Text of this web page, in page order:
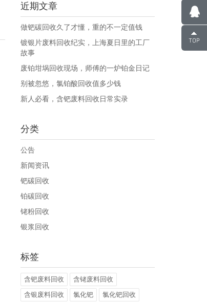
近期文章
做钯碳回收久了才懂，重的不一定值钱
镀银片废料回收纪实，上海夏日里的工厂
故事
废铂坩埚回收现场，师傅的一炉铂金日记
别被忽悠，氯铂酸回收值多少钱
新人必看，含钯废料回收日常实录
分类
公告
新闻资讯
钯碳回收
铂碳回收
铑粉回收
银浆回收
标签
含钯废料回收
含铑废料回收
含银废料回收
氯化钯 氯化钯回收